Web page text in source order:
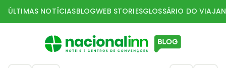
ÚLTIMAS NOTÍCIASBLOGWEB STORIESGLOSSÁRIO DO